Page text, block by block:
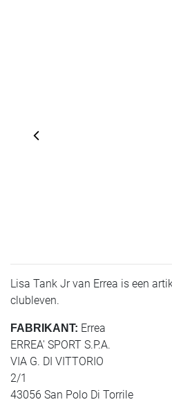
Lisa Tank Jr van Errea is een
clubleven.
FABRIKANT: Errea
ERREA' SPORT S.P.A.
VIA G. DI VITTORIO
2/1
43056 San Polo Di Torrile